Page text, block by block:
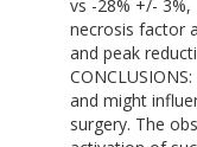
vs -28% +/-
necrosis factor
and peak
and might
surgery. The